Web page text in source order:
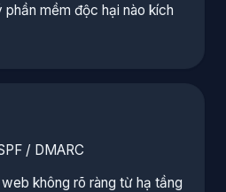
mềm độc hại nào kích
/ DMARC
không rõ ràng từ hạ tầng